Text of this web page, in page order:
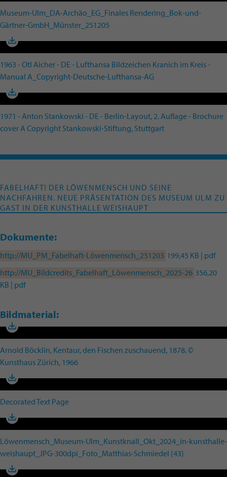
Museum-Ulm_DA-Archäo_EG_Finales Rendering_Bok-und-
Gärtner-GmbH_Münster_251205
1963 - Otl Aicher - DE - Lufthansa Bildzeichen Kranich im Kreis -
Manual A_Copyright-Deutsche-Lufthansa-AG
1971 - Anton Stankowski - DE - Berlin-Layout, 2. Auflage - Brochure
cover A Copyright Stankowski-Stiftung, Stuttgart
FABELHAFT! DER LÖWENMENSCH UND SEINE
NACHFAHREN. NEUE PRÄSENTATION DES MUSEUM ULM ZU
GAST IN DER KUNSTHALLE WEISHAUPT
Dokumente:
http://MU_PM_Fabelhaft-Löwenmensch_251203 199,45 KB | pdf
http://MU_Bildcredits_Fabelhaft_Löwenmensch_2025-26 356,20
KB | pdf
Bildmaterial:
Arnold Böcklin, Kentaur, den Fischen zuschauend, 1878. ©
Kunsthaus Zürich, 1966
Decorated Text Page
Löwenmensch_Museum-Ulm_Kunstknall_Okt_2024_in-kunsthalle-
weishaupt_JPG-300dpi_Foto_Matthias-Schmiedel (43)